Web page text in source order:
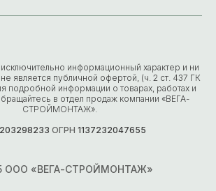
информационный характер и ни
является публичной офертой, (ч. 2 ст. 437 ГК
подробной информации о товарах, работах и
в отдел продаж компании «ВЕГА-
СТРОЙМОНТАЖ».
ОГРН 1137232047655
ООО «ВЕГА-СТРОЙМОНТАЖ»